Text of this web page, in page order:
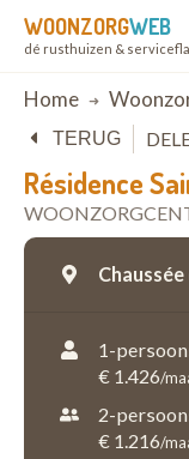
WOONZORGWEB
dé rusthuizen &
Breadcrumb
Home
Résidence
TERUG
1-
€ 1.426/
2-
€ 1.216/